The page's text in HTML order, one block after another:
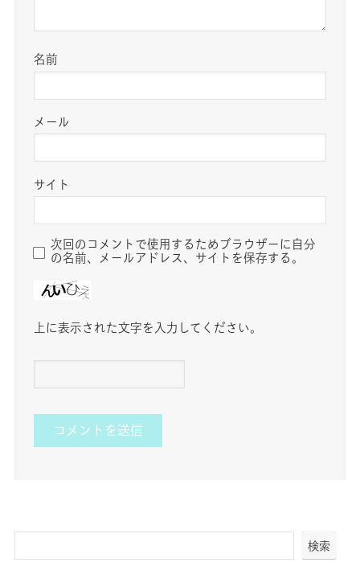
名前
メール
サイト
次回のコメントで使用するためブラウザーに自分
の名前、メールアドレス、サイトを保存する。
上に表示された文字を入力してください。
検索